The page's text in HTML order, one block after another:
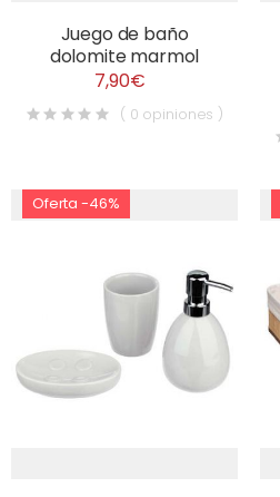
Juego de baño
dolomite marmol
7,90€
( 0 opiniones )
Oferta -46%